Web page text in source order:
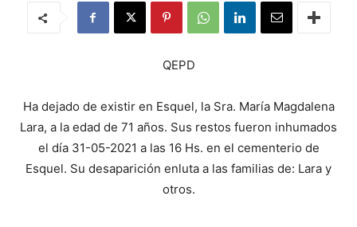
QEPD
Ha dejado de existir en Esquel, la Sra. María Magdalena
Lara, a la edad de 71 años. Sus restos fueron inhumados
el día 31-05-2021 a las 16 Hs. en el cementerio de
Esquel. Su desaparición enluta a las familias de: Lara y
otros.